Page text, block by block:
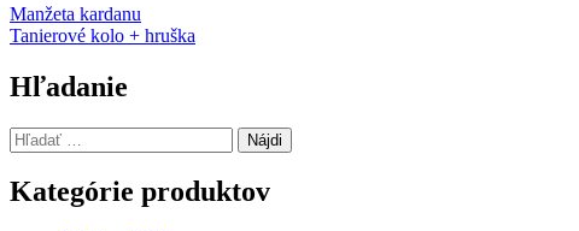
Navigácia
v
článku
Manžeta kardanu
Tanierové kolo + hruška
Hľadanie
Hľadať:
Kategórie produktov